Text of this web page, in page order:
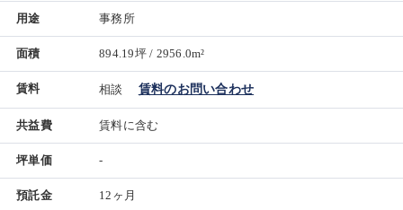
用途 事務所
面積 894.19坪 / 2956.0m²
賃料 相談 賃料のお問い合わせ
共益費 賃料に含む
坪単価 -
預託金 12ヶ月